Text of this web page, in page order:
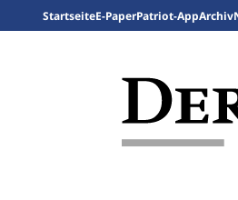
StartseiteE-PaperPatriot-AppArchiv